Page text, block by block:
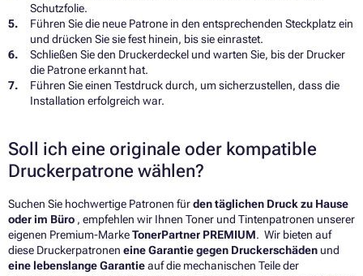
Schutzfolie.
Führen Sie die neue Patrone in den entsprechenden Steckplatz ein
und drücken Sie sie fest hinein, bis sie einrastet.
Schließen Sie den Druckerdeckel und warten Sie, bis der Drucker
die Patrone erkannt hat.
Führen Sie einen Testdruck durch, um sicherzustellen, dass die
Installation erfolgreich war.
Soll ich eine originale oder kompatible
Druckerpatrone wählen?
Suchen Sie hochwertige Patronen fürden täglichen Druck zu Hause
oder im Büro , empfehlen wir Ihnen Toner und Tintenpatronen unserer
eigenen Premium-MarkeTonerPartner PREMIUM. Wir bieten auf
diese Druckerpatronen eine Garantie gegen Druckerschäden und
eine lebenslange Garantieauf die mechanischen Teile der